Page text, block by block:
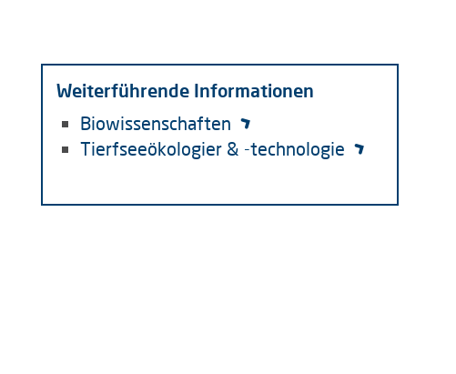
Weiterführende Informationen
Biowissenschaften
Tierfseeökologier & -technologie